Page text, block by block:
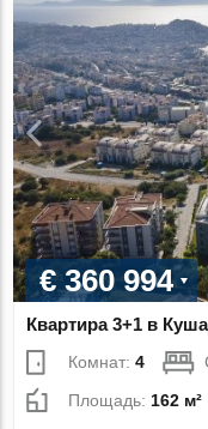
€ 360 994
Квартира 3+1 в
Комнат:4
Площадь: 162 м²